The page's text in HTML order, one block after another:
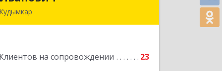
Кудымкар
Клиентов на сопровождении 23
Подробнее